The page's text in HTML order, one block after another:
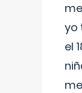
yo
el